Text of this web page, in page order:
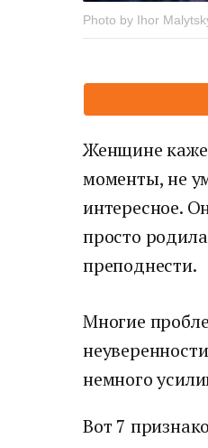
Photo by Ihor
Женщине
моменты, не
интересное.
просто
преподнести.
Многие
немного
Вот 7